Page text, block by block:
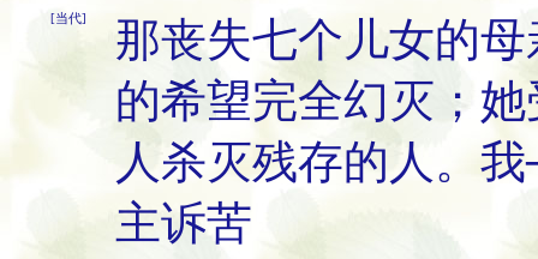
[当代]
那丧失七个儿女的
的希望完全幻灭；
人杀灭残存的人。
主诉苦